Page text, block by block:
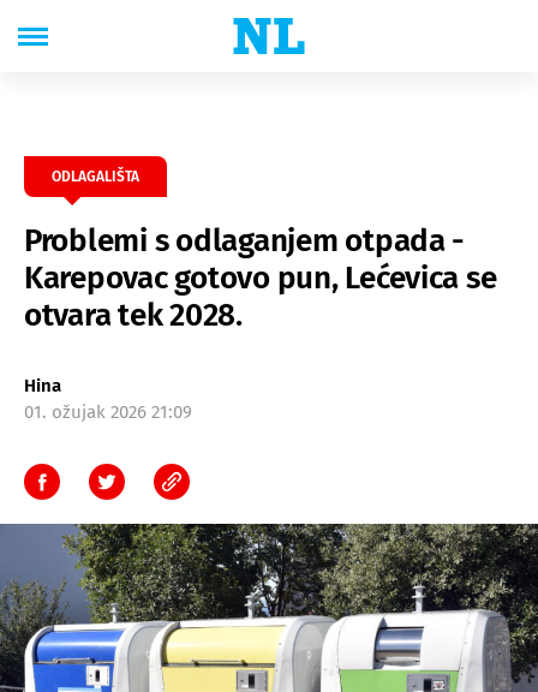
ODLAGALIŠTA
Problemi s odlaganjem otpada -
Karepovac gotovo pun, Lećevica se
otvara tek 2028.
Hina
01. ožujak 2026 21:09